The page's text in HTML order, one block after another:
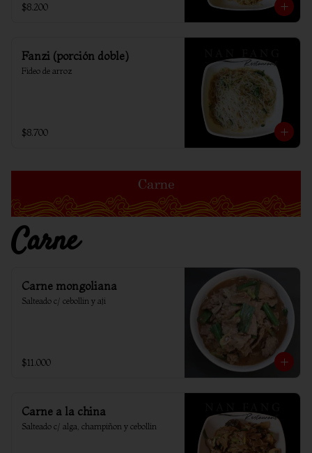
$8.200
Fanzi (porción doble)
Fideo de arroz
$8.700
Carne
Carne mongoliana
Salteado c/ cebollin y aji
$11.000
Carne a la china
Salteado c/ alga, champiñon y cebollin